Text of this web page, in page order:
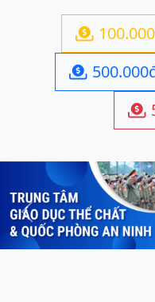



Previous